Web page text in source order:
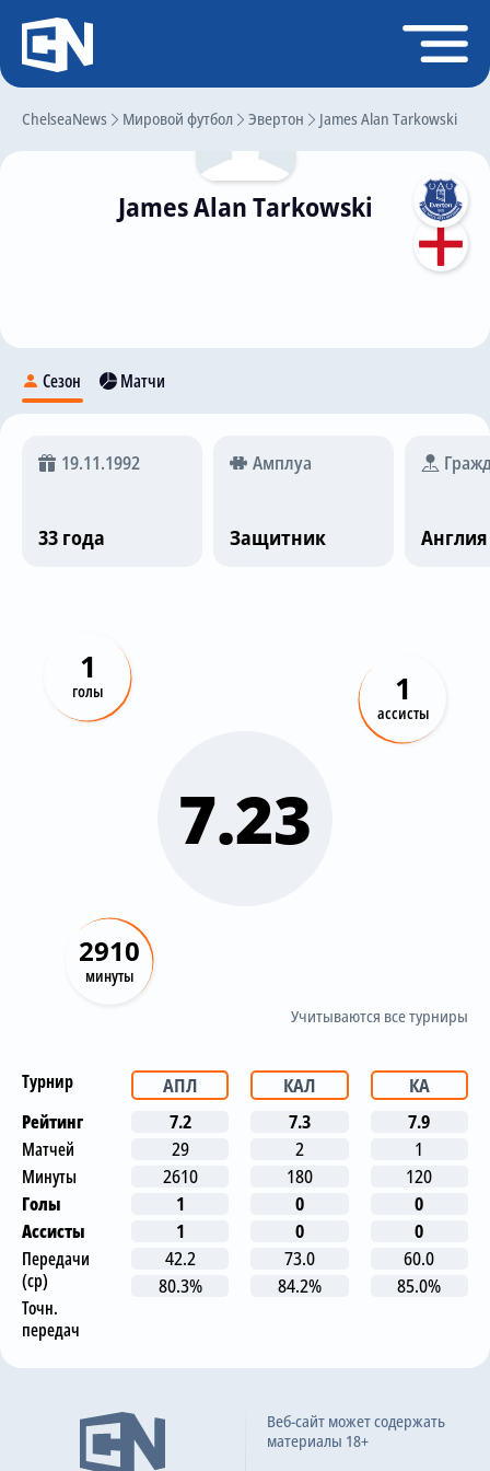
ChelseaNews Мировой футбол Эвертон James Alan Tarkowski
James Alan Tarkowski
Сезон Матчи
19.11.1992
33 года
Амплуа
Защитник Англия
7.23
1
голы 1
ассисты
2910
минуты
Учитываются все турниры
Турнир
Рейтинг
Матчей
Минуты
Голы
Ассисты
Передачи
(ср)
Точн.
передач
АПЛ
7.2
29
2610
1
1
42.2
80.3%
КАЛ
7.3
2
180
0
0
73.0
84.2%
КА
7.9
1
120
0
0
60.0
85.0%
Последние матчи
Веб-сайт может содержать
материалы 18+
Регистрация
Главная
Статистика
Календарь игр
Трансляции
Контакты